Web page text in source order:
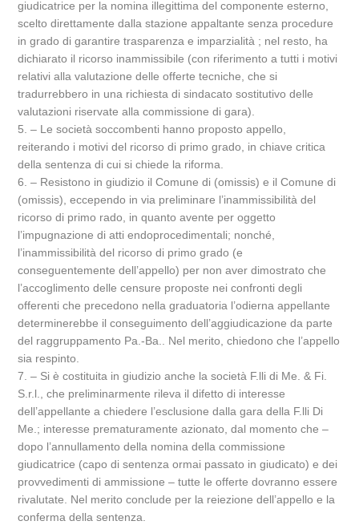
giudicatrice per la nomina illegittima del componente esterno,
scelto direttamente dalla stazione appaltante senza procedure
in grado di garantire trasparenza e imparzialità ; nel resto, ha
dichiarato il ricorso inammissibile (con riferimento a tutti i motivi
relativi alla valutazione delle offerte tecniche, che si
tradurrebbero in una richiesta di sindacato sostitutivo delle
valutazioni riservate alla commissione di gara).
5. – Le società soccombenti hanno proposto appello,
reiterando i motivi del ricorso di primo grado, in chiave critica
della sentenza di cui si chiede la riforma.
6. – Resistono in giudizio il Comune di (omissis) e il Comune di
(omissis), eccependo in via preliminare l’inammissibilità del
ricorso di primo rado, in quanto avente per oggetto
l’impugnazione di atti endoprocedimentali; nonché,
l’inammissibilità del ricorso di primo grado (e
conseguentemente dell’appello) per non aver dimostrato che
l’accoglimento delle censure proposte nei confronti degli
offerenti che precedono nella graduatoria l’odierna appellante
determinerebbe il conseguimento dell’aggiudicazione da parte
del raggruppamento Pa.-Ba.. Nel merito, chiedono che l’appello
sia respinto.
7. – Si è costituita in giudizio anche la società F.lli di Me. & Fi.
S.r.l., che preliminarmente rileva il difetto di interesse
dell’appellante a chiedere l’esclusione dalla gara della F.lli Di
Me.; interesse prematuramente azionato, dal momento che –
dopo l’annullamento della nomina della commissione
giudicatrice (capo di sentenza ormai passato in giudicato) e dei
provvedimenti di ammissione – tutte le offerte dovranno essere
rivalutate. Nel merito conclude per la reiezione dell’appello e la
conferma della sentenza.